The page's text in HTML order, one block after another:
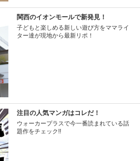
関西のイオンモールで新発見！
子どもと楽しめる新しい遊び方をママライ
ター達が現地から最新リポ！
注目の人気マンガはコレだ！
ウォーカープラスで今一番読まれている話
題作をチェック!!